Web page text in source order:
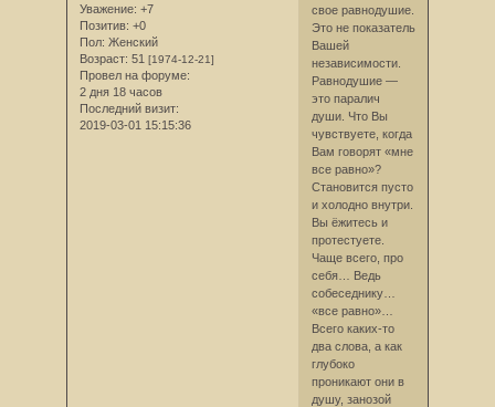
Уважение: +7
Позитив: +0
Пол: Женский
Возраст: 51 [1974-12-21]
Провел на форуме:
2 дня 18 часов
Последний визит:
2019-03-01 15:15:36
свое равнодушие.
Это не показатель
Вашей
независимости.
Равнодушие —
это паралич
души. Что Вы
чувствуете, когда
Вам говорят «мне
все равно»?
Становится пусто
и холодно внутри.
Вы ёжитесь и
протестуете.
Чаще всего, про
себя… Ведь
собеседнику…
«все равно»…
Всего каких-то
два слова, а как
глубоко
проникают они в
душу, занозой